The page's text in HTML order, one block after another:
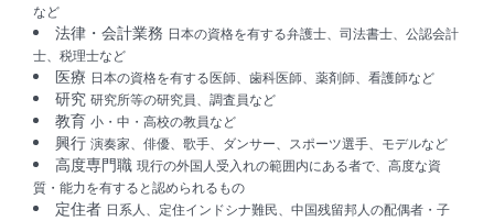
など
法律・会計業務 日本の資格を有する弁護士、司法書士、公認会計
士、税理士など
医療 日本の資格を有する医師、歯科医師、薬剤師、看護師など
研究 研究所等の研究員、調査員など
教育 小・中・高校の教員など
興行 演奏家、俳優、歌手、ダンサー、スポーツ選手、モデルなど
高度専門職 現行の外国人受入れの範囲内にある者で、高度な資
質・能力を有すると認められるもの
定住者 日系人、定住インドシナ難民、中国残留邦人の配偶者・子